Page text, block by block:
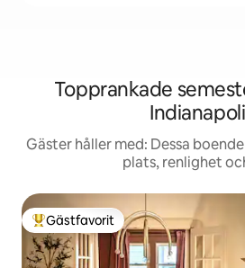
Topprankade
Gäster håller med: Dessa
plats, renlighet
Populär gästfavorit
Gästfavorit